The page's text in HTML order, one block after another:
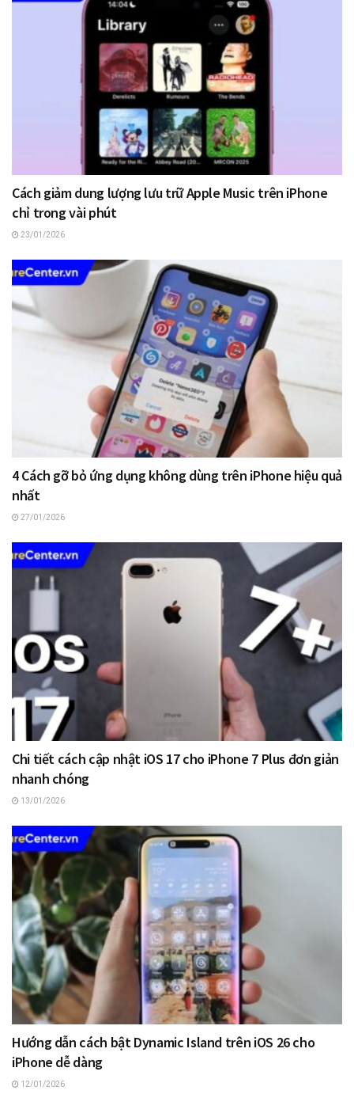
Cách giảm dung lượng lưu trữ Apple Music trên iPhone
chỉ trong vài phút
23/01/2026
4 Cách gỡ bỏ ứng dụng không dùng trên iPhone hiệu quả
nhất
27/01/2026
Chi tiết cách cập nhật iOS 17 cho iPhone 7 Plus đơn giản
nhanh chóng
13/01/2026
Hướng dẫn cách bật Dynamic Island trên iOS 26 cho
iPhone dễ dàng
12/01/2026